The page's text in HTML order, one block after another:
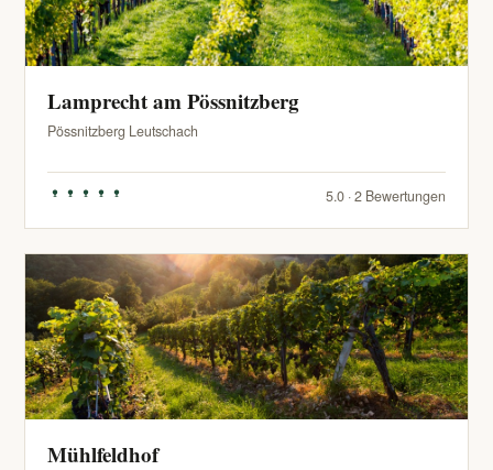
Lamprecht am Pössnitzberg
Pössnitzberg Leutschach
5.0 · 2 Bewertungen
Mühlfeldhof